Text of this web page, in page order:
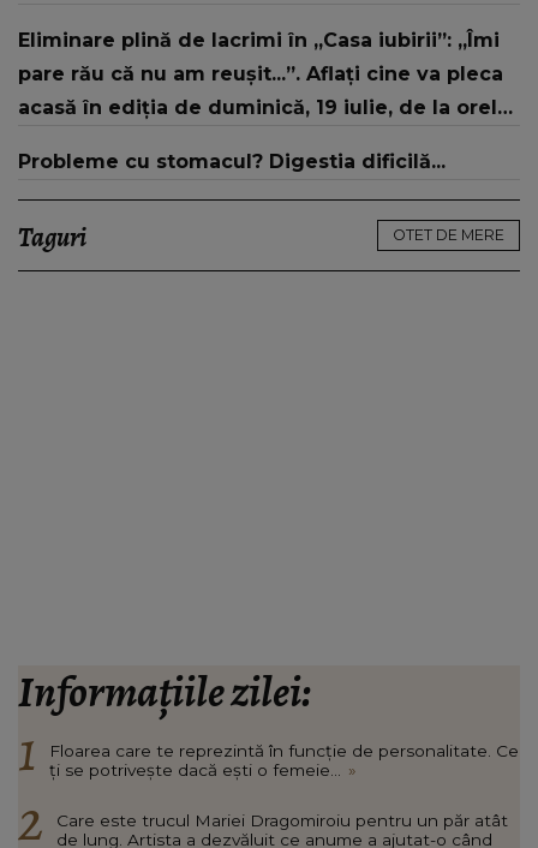
Eliminare plină de lacrimi în „Casa iubirii”: „Îmi
pare rău că nu am reușit...”. Aflați cine va pleca
acasă în ediția de duminică, 19 iulie, de la orele
Probleme cu stomacul? Digestia dificilă...
Taguri OTET DE MERE
Informațiile zilei:
Floarea care te reprezintă în funcție de personalitate. Ce
ți se potrivește dacă ești o femeie...
»
Care este trucul Mariei Dragomiroiu pentru un păr atât
de lung. Artista a dezvăluit ce anume a ajutat-o când